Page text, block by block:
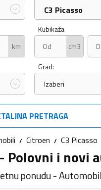
C3 Picasso
km
Kubikaža
cm3
Grad:
Izaberi
PRETRAGA
Citroen C3 Picasso
Polovni i novi
ponudu -